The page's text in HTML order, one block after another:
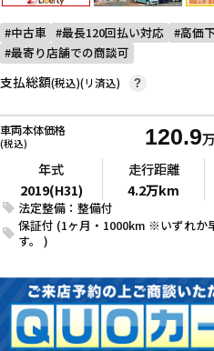
中古車 最長120回払い対応
高価
最寄り店舗での商談可
支払総額(税込)(リ済込) ?
車両本体価格
(税込) 120.9
法定整備：整備付
保証付 (1ヶ月・1000km ※いずれか
す。 )
年式
2019(H31)
走行距離
4.2万km